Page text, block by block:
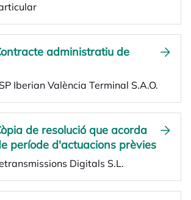
administratiu de
Iberian València Terminal S.A.O.
de resolució que acorda
període d'actuacions prèvies
Digitals S.L.